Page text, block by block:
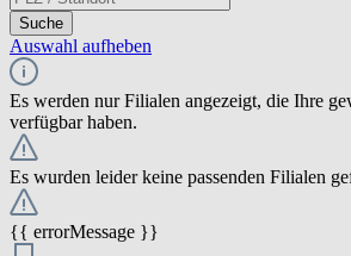
Suche
Auswahl aufheben
Es werden nur Filialen angezeigt, die Ihre
verfügbar haben.
Es wurden leider keine passenden Filialen
{{ errorMessage }}